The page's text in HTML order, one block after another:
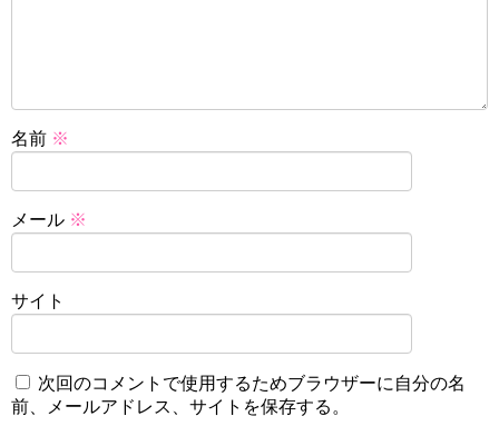
名前 ※
メール ※
サイト
次回のコメントで使用するためブラウザーに自分の名
前、メールアドレス、サイトを保存する。